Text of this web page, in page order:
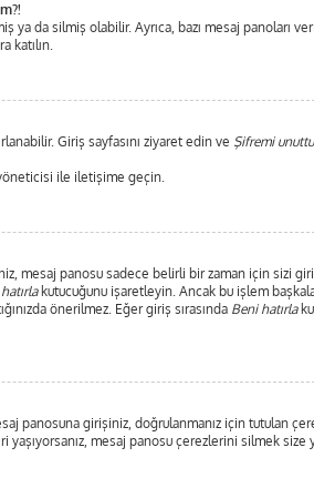
ya da silmiş olabilir. Ayrıca, bazı mesaj panoları
katılın.
Giriş sayfasını ziyaret edin ve Şifremi
ile iletişime geçin.
mesaj panosu sadece belirli bir zaman için sizi
kutucuğunu işaretleyin. Ancak bu işlem
önerilmez. Eğer giriş sırasında Beni hatırla
panosuna girişiniz, doğrulanmanız için tutulan
mesaj panosu çerezlerini silmek size